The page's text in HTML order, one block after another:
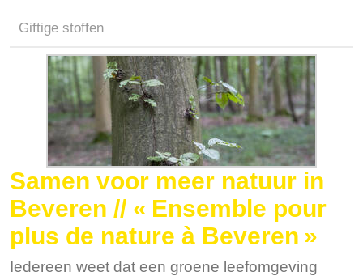
Giftige stoffen
Samen voor meer natuur in
Beveren // « Ensemble pour
plus de nature à Beveren »
Iedereen weet dat een groene leefomgeving